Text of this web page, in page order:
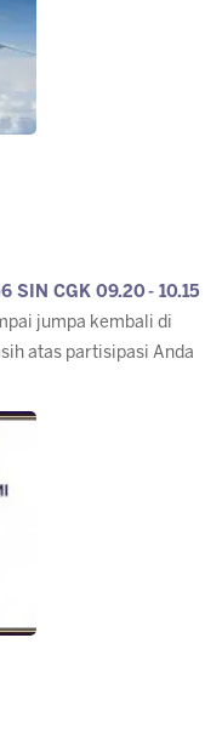
SIN CGK 09.20 - 10.15
jumpa kembali di
atas partisipasi Anda